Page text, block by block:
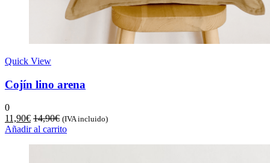
Quick View
Cojín lino arena
0
11,90€ 14,90€ (IVA incluido)
Añadir al carrito